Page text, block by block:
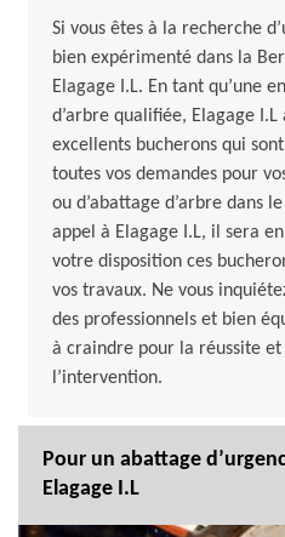
Si vous êtes à la recherche
bien expérimenté dans la
Elagage I.L. En tant qu’une
d’arbre qualifiée, Elagage I.L
excellents bucherons qui
toutes vos demandes pour
ou d’abattage d’arbre dans
appel à Elagage I.L, il sera
votre disposition ces
vos travaux. Ne vous
des professionnels et bien
à craindre pour la réussite et
l’intervention.
Pour un abattage
Elagage I.L